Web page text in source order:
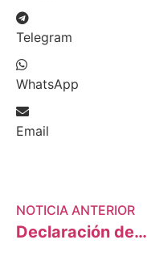
Telegram
WhatsApp
Email
NOTICIA ANTERIOR
Declaración de la III Asamblea “Amazonía libre de combustibles fósiles y toda forma de extractivismo”